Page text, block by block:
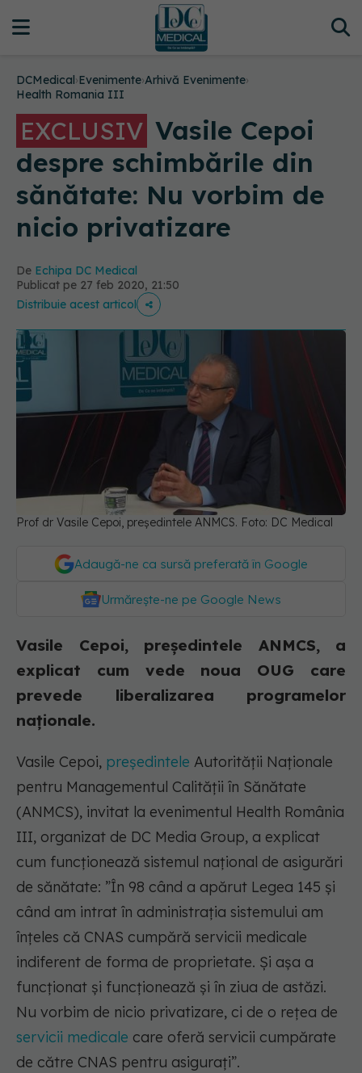
DCMedical›Evenimente›Arhivă Evenimente›
Health Romania III
EXCLUSIV Vasile Cepoi
despre schimbările din
sănătate: Nu vorbim de
nicio privatizare
De Echipa DC Medical
Publicat pe 27 feb 2020, 21:50
Distribuie acest articol
Prof dr Vasile Cepoi, președintele ANMCS. Foto: DC Medical
Adaugă-ne ca sursă preferată în Google
Urmărește-ne pe Google News
Vasile Cepoi, președintele ANMCS, a
explicat cum vede noua OUG care
prevede liberalizarea programelor
naționale.
Vasile Cepoi, președintele Autorității Naționale
pentru Managementul Calității în Sănătate
(ANMCS), invitat la evenimentul Health România
III, organizat de DC Media Group, a explicat
cum funcționează sistemul național de asigurări
de sănătate: ”În 98 când a apărut Legea 145 și
când am intrat în administrația sistemului am
înțeles că CNAS cumpără servicii medicale
indiferent de forma de proprietate. Și așa a
funcționat și funcționează și în ziua de astăzi.
Nu vorbim de nicio privatizare, ci de o rețea de
servicii medicale care oferă servicii cumpărate
de către CNAS pentru asigurați”.